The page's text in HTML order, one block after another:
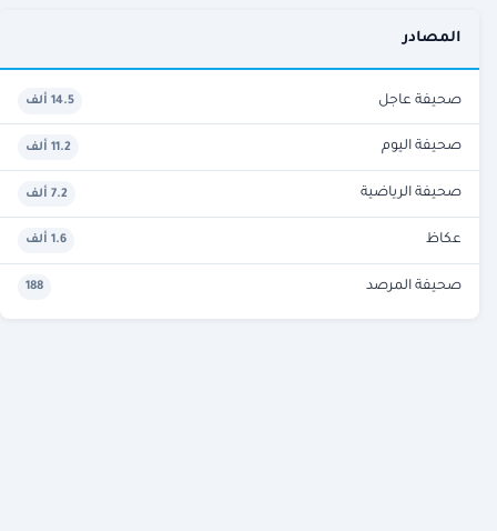
المصادر
صحيفة عاجل 14.5 ألف
صحيفة اليوم 11.2 ألف
صحيفة الرياضية 7.2 ألف
عكاظ 1.6 ألف
صحيفة المرصد 188